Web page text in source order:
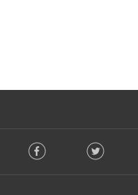
o Facebook Twitter